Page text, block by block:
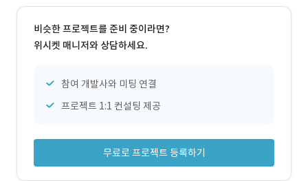
비슷한 프로젝트를 준비 중이라면?
위시켓 매니저와 상담하세요.
참여 개발사와 미팅 연결
프로젝트 1:1 컨설팅 제공
무료로 프로젝트 등록하기